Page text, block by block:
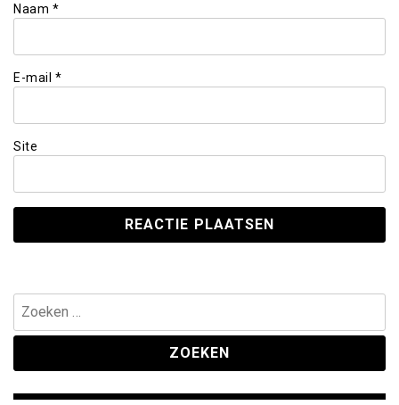
Naam *
E-mail *
Site
Zoeken
naar: